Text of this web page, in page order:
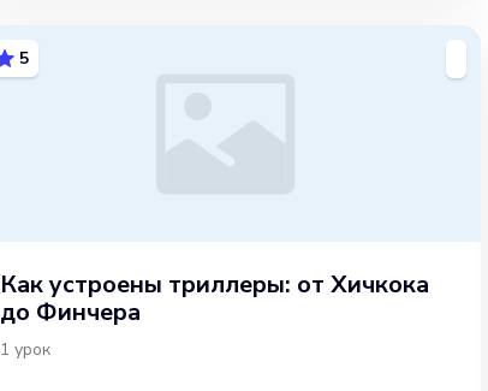
5
Как устроены триллеры: от Хичкока
до Финчера
1 урок